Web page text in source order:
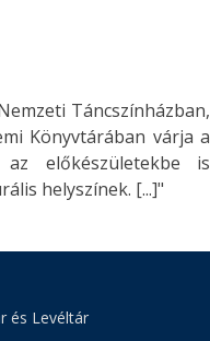
Táncszínházban,
Könyvtárában várja a
előkészületekbe is
helyszínek. [...]"
és Levéltár